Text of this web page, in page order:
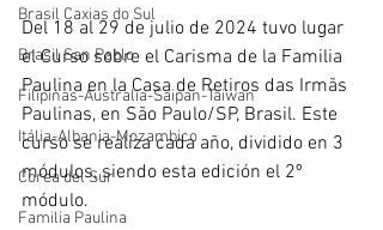
Brasil Caxias do Sul
Brasil San Pablo
Filipinas-Australia-Saipan-Taiwan
Itália-Albania-Mozambico
Corea del Sur
Familia Paulina
Del 18 al 29 de julio de 2024 tuvo lugar
el Curso sobre el Carisma de la Familia
Paulina en la Casa de Retiros das Irmãs
Paulinas, en São Paulo/SP, Brasil. Este
curso se realiza cada año, dividido en 3
módulos, siendo esta edición el 2º
módulo.